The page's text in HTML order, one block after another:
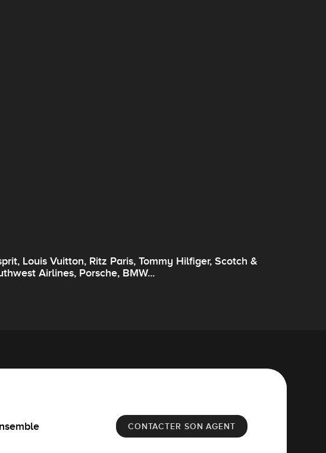
Louis Vuitton, Ritz Paris, Tommy Hilfiger, Scotch &
Airlines, Porsche, BMW...
CONTACTER SON AGENT